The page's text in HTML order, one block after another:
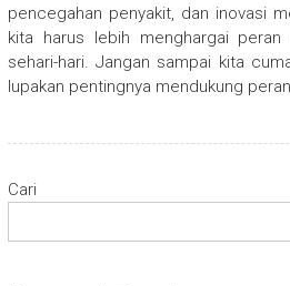
pencegahan penyakit, dan inovasi
kita harus lebih menghargai peran
sehari-hari. Jangan sampai kita
lupakan pentingnya mendukung
Cari